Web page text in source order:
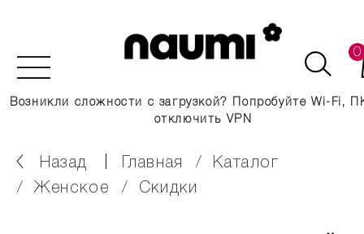
0
Возникли сложности с загрузкой? Попробуйте Wi-Fi,
отключить VPN
Назад главная
каталог
женское
скидки